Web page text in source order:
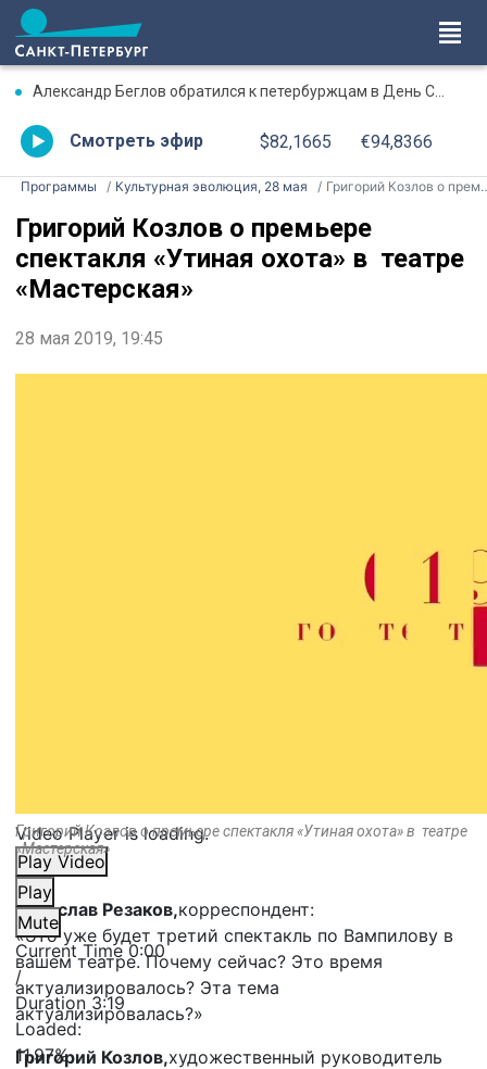
Александр Беглов обратился к петербуржцам в День Смоленской иконы Божией Матери
Смотреть эфир $82,1665 €94,8366
Программы Культурная эволюция, 28 мая Григорий Козлов о премьере спектакля «Утиная охота» в театре «Мастерская»
Григорий Козлов о премьере
спектакля «Утиная охота» в театре
«Мастерская»
28 мая 2019, 19:45
Video Player is loading.
Play Video
Play
Mute
Current Time 0:00
/
Duration 3:19
Loaded:
11.97%
Григорий Козлов о премьере спектакля «Утиная охота» в театре
«Мастерская»
Вячеслав Резаков,корреспондент:
«Это уже будет третий спектакль по Вампилову в
вашем театре. Почему сейчас? Это время
актуализировалось? Эта тема
актуализировалась?»
Григорий Козлов,художественный руководитель